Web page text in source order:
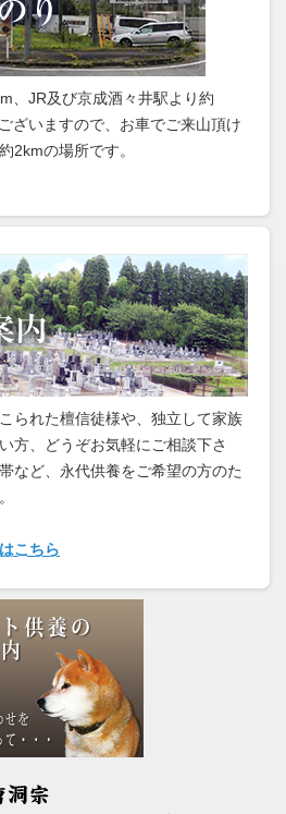
、JR及び京成酒々井駅より約
ざいますので、お車でご来山頂け
2kmの場所です。
られた檀信徒様や、独立して家族
方、どうぞお気軽にご相談下さ
など、永代供養をご希望の方のた
こちら